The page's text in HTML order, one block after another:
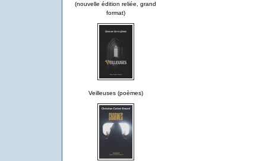
(nouvelle édition reliée, grand
format)
Veilleuses (poèmes)